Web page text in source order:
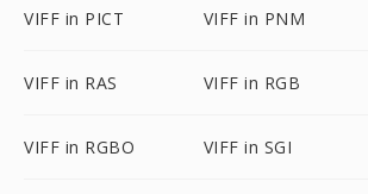
VIFF in PICT VIFF in PNM
VIFF in RAS VIFF in RGB
VIFF in RGBO VIFF in SGI